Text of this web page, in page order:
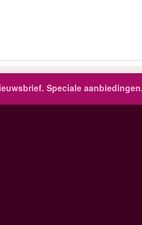
Speciale